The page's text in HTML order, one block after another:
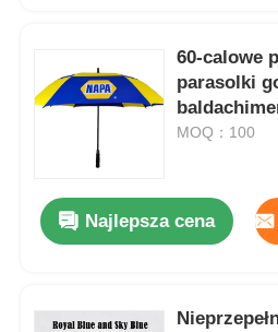
60-calowe
parasolki
MOQ：100
Najlepsza cena